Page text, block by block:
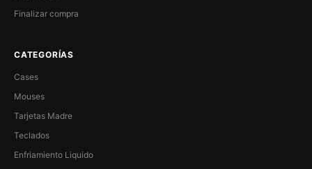
Finalizar compra
CATEGORÍAS
Cases
Mouses
Tarjetas Madre
Teclados
Enfriamiento Liquido